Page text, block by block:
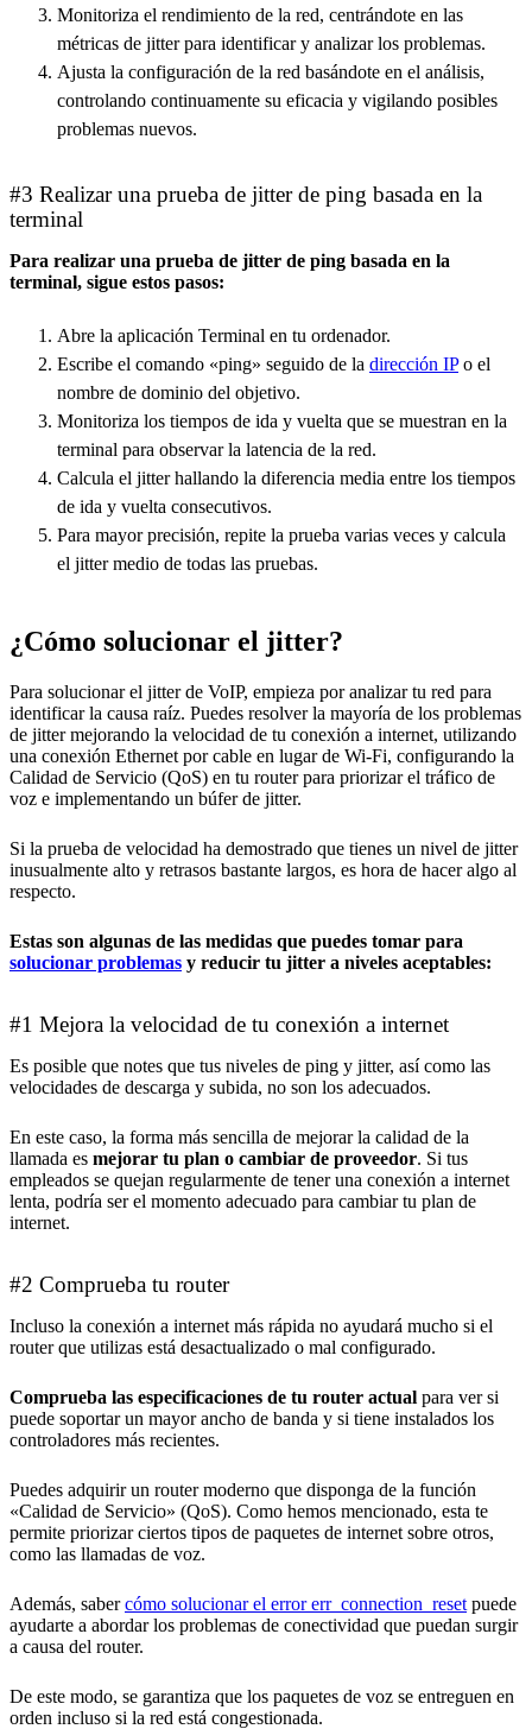
Monitoriza el rendimiento de la red, centrándote en las
métricas de jitter para identificar y analizar los problemas.
Ajusta la configuración de la red basándote en el análisis,
controlando continuamente su eficacia y vigilando posibles
problemas nuevos.
#3 Realizar una prueba de jitter de ping basada en la
terminal
Para realizar una prueba de jitter de ping basada en la
terminal, sigue estos pasos:
Abre la aplicación Terminal en tu ordenador.
Escribe el comando «ping» seguido de la dirección IPo el
nombre de dominio del objetivo.
Monitoriza los tiempos de ida y vuelta que se muestran en la
terminal para observar la latencia de la red.
Calcula el jitter hallando la diferencia media entre los tiempos
de ida y vuelta consecutivos.
Para mayor precisión, repite la prueba varias veces y calcula
el jitter medio de todas las pruebas.
¿Cómo solucionar el jitter?
Para solucionar el jitter de VoIP, empieza por analizar tu red para
identificar la causa raíz. Puedes resolver la mayoría de los problemas
de jitter mejorando la velocidad de tu conexión a internet, utilizando
una conexión Ethernet por cable en lugar de Wi-Fi, configurando la
Calidad de Servicio (QoS) en tu router para priorizar el tráfico de
voz e implementando un búfer de jitter.
Si la prueba de velocidad ha demostrado que tienes un nivel de jitter
inusualmente alto y retrasos bastante largos, es hora de hacer algo al
respecto.
Estas son algunas de las medidas que puedes tomar para
solucionar problemas y reducir tu jitter a niveles aceptables:
#1 Mejora la velocidad de tu conexión a internet
Es posible que notes que tus niveles de ping y jitter, así como las
velocidades de descarga y subida, no son los adecuados.
En este caso, la forma más sencilla de mejorar la calidad de la
llamada es mejorar tu plan o cambiar de proveedor. Si tus
empleados se quejan regularmente de tener una conexión a internet
lenta, podría ser el momento adecuado para cambiar tu plan de
internet.
#2 Comprueba tu router
Incluso la conexión a internet más rápida no ayudará mucho si el
router que utilizas está desactualizado o mal configurado.
Comprueba las especificaciones de tu router actual para ver si
puede soportar un mayor ancho de banda y si tiene instalados los
controladores más recientes.
Puedes adquirir un router moderno que disponga de la función
«Calidad de Servicio» (QoS). Como hemos mencionado, esta te
permite priorizar ciertos tipos de paquetes de internet sobre otros,
como las llamadas de voz.
Además, sabercómo solucionar el error err_connection_reset puede
ayudarte a abordar los problemas de conectividad que puedan surgir
a causa del router.
De este modo, se garantiza que los paquetes de voz se entreguen en
orden incluso si la red está congestionada.